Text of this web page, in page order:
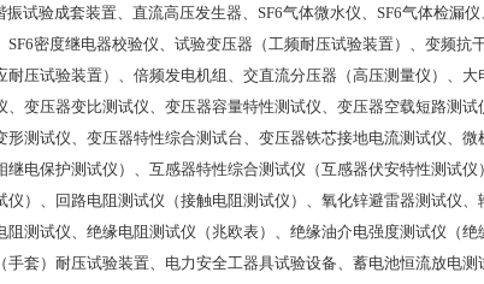
试验成套装置、直流高压发生器、SF6气体微水仪、SF6气体检漏仪
SF6密度继电器校验仪、试验变压器（工频耐压试验装置）、变频抗
耐压试验装置）、倍频发电机组、交直流分压器（高压测量仪）、
、变压器变比测试仪、变压器容量特性测试仪、变压器空载短路测试
形测试仪、变压器特性综合测试台、变压器铁芯接地电流测试仪、
继电保护测试仪）、互感器特性综合测试仪（互感器伏安特性测试
仪）、回路电阻测试仪（接触电阻测试仪）、氧化锌避雷器测试仪
阻测试仪、绝缘电阻测试仪（兆欧表）、绝缘油介电强度测试仪（
手套）耐压试验装置、电力安全工器具试验设备、蓄电池恒流放电